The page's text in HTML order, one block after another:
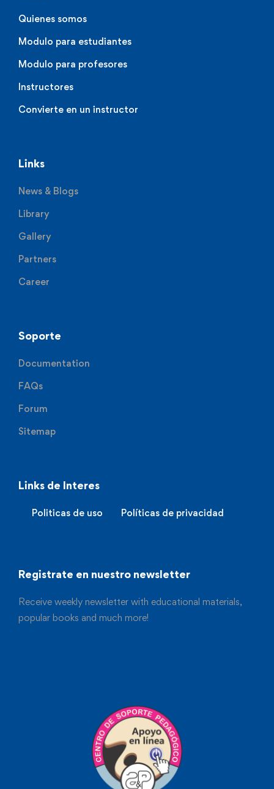
Quienes somos
Modulo para estudiantes
Modulo para profesores
Instructores
Convierte en un instructor
Links
News & Blogs
Library
Gallery
Partners
Career
Soporte
Documentation
FAQs
Forum
Sitemap
Links de Interes
Politicas de uso Políticas de privacidad
Registrate en nuestro newsletter
Receive weekly newsletter with educational materials,
popular books and much more!